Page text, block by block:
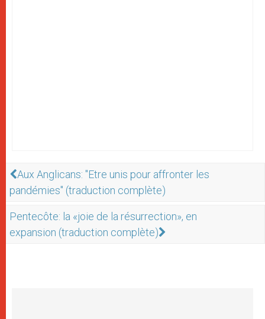
Aux Anglicans: "Etre unis pour affronter les
pandémies" (traduction complète)
Pentecôte: la «joie de la résurrection», en
expansion (traduction complète)